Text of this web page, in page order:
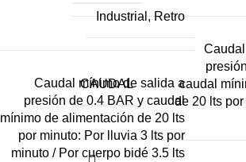
Industrial, Retro
Caudal mínimo de salida a
presión de 0.4 BAR y caudal
mínimo de alimentación de 20 lts
por minuto: Por lluvia 3 lts por
minuto / Por cuerpo bidé 3.5 lts
CAUDAL
caudal
de 20 lts